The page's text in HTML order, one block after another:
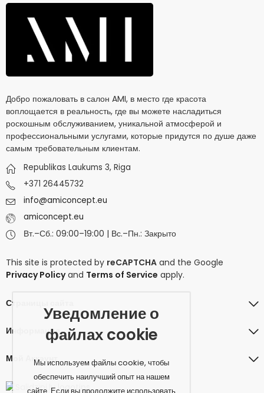
Добро пожаловать в салон AMI, в место где красота
воплощается в реальность, где вы можете насладиться
роскошным обслуживанием, уникальной атмосферой и
профессиональными услугами, которые придутся по душе даже
самым требовательным клиентам.
Republikas Laukums 3, Riga
+371 26445732
info@amiconcept.eu
amiconcept.eu
Вт.–Сб.: 09:00–19:00 | Вс.–Пн.: Закрыто
This site is protected by reCAPTCHA and the Google
Privacy Policyand Terms of Service apply.
Страницы сайта
Информация
Мой Аккаунт
Уведомление о
файлах cookie
Мы используем файлы cookie, чтобы
обеспечить наилучший опыт на нашем